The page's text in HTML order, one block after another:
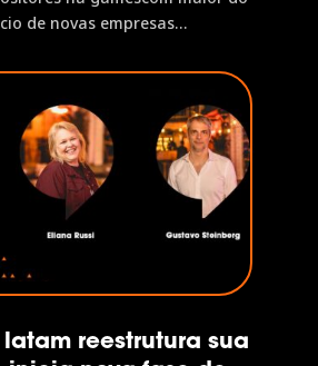
de novas empresas
formatos comunitários
do visitante
no digital Após novos recordes
reestrutura sua